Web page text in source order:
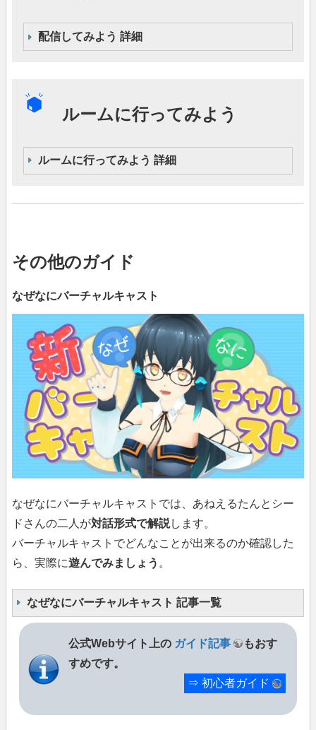
配信してみよう 詳細
ルームに行ってみよう
ルームに行ってみよう 詳細
その他のガイド
なぜなにバーチャルキャスト
なぜなにバーチャルキャストでは、あねえるたんとシー
ドさんの二人が対話形式で解説します。
バーチャルキャストでどんなことが出来るのか確認した
ら、実際に遊んでみましょう 。
なぜなにバーチャルキャスト 記事一覧
公式Webサイト上の ガイド記事
もおす
すめです。
⇒ 初心者ガイド